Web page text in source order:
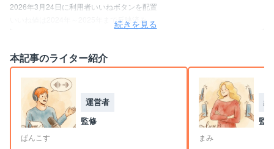
2026年3月24日に利用者いいねボタンを配置
いいね値は2024年～2025年まで反映済み
続きを見る
本記事のライター紹介
ぱんこす
運営者
監修
まみ
編
監